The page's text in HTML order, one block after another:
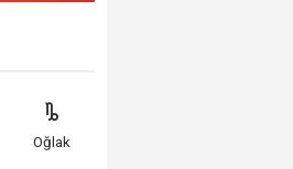
Oğlak